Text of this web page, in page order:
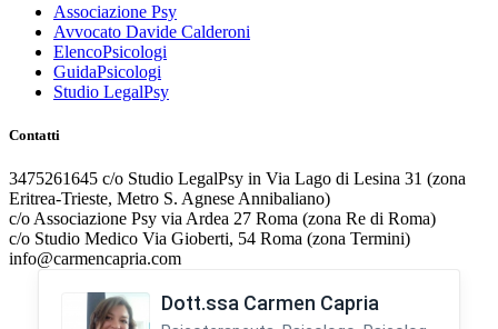
Associazione Psy
Avvocato Davide Calderoni
ElencoPsicologi
GuidaPsicologi
Studio LegalPsy
Contatti
3475261645 c/o Studio LegalPsy in Via Lago di Lesina 31 (zona
Eritrea-Trieste, Metro S. Agnese Annibaliano)
c/o Associazione Psy via Ardea 27 Roma (zona Re di Roma)
c/o Studio Medico Via Gioberti, 54 Roma (zona Termini)
info@carmencapria.com